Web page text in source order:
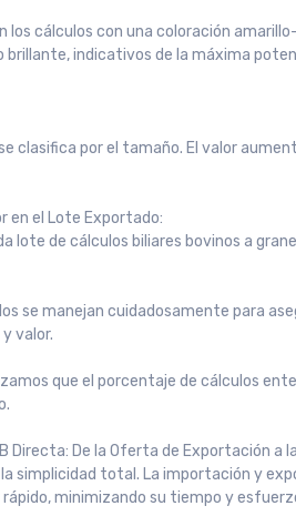
los cálculos con una coloración
indicativos de la máxima
clasifica por el tamaño. El valor
en el Lote Exportado:
lote de cálculos biliares bovinos a
se manejan cuidadosamente para
valor.
que el porcentaje de cálculos
Directa: De la Oferta de Exportación a
la simplicidad total. La importación y
minimizando su tiempo y